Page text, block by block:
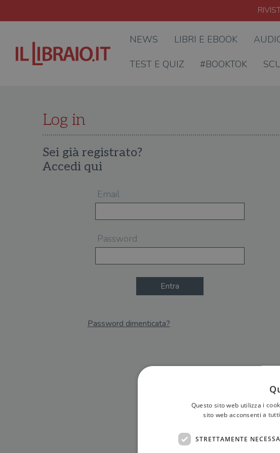
NEWS LIBRI E EBOOK
TEST E QUIZ #BOOKTOK
Log in
Sei già registrato?
Accedi qui
Email
Password
Entra
Password dimenticata?
Questo sito web utilizza i
sito web acconsenti a
STRETTAMENTE